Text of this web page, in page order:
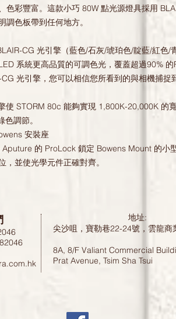
色彩豐富。這款小巧 80W 點光源燈具採用
調色板帶到任何地方。
CG 光引擎（藍色/石灰/琥珀色/靛藍/紅色/
系統更高品質的可調色光，覆蓋超過90%
光引擎，您可以相信您所看到的與相機捕捉
使 STORM 80c 能夠實現 1,800K-20,000K 的
調節。
安裝座
的 ProLock 鎖定 Bowens Mount 的小
，並使光學元件正確對齊。
地址:
尖沙咀，寶勒巷22-24號，雲龍
8A, 8/F Valiant Commercial
Prat Avenue, Tsim Sha Tsui